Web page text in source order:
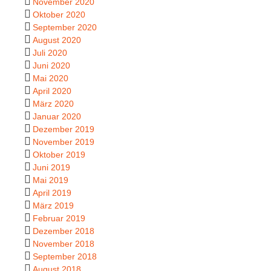
Oktober 2020
September 2020
August 2020
Juli 2020
Juni 2020
Mai 2020
April 2020
März 2020
Januar 2020
Dezember 2019
November 2019
Oktober 2019
Juni 2019
Mai 2019
April 2019
März 2019
Februar 2019
Dezember 2018
November 2018
September 2018
August 2018